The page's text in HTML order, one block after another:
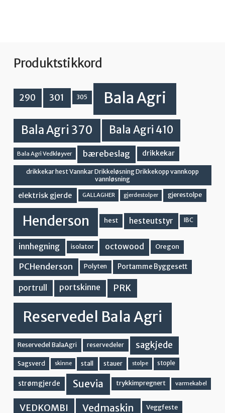
Produktstikkord
290 301 305 Bala Agri
Bala Agri 370 Bala Agri 410
Bala Agri Vedkløyver bærebeslag drikkekar
drikkekar hest Vannkar Drikkeløsning Drikkekopp vannkopp
vannløsning
elektrisk gjerde GALLAGHER gjerdestolper gjerestolpe
Henderson hest hesteutstyr IBC
innhegning isolator octowood Oregon
PCHenderson Polyten Portamme Byggesett
portrull portskinne PRK
Reservedel Bala Agri
Reservedel BalaAgri reservedeler sagkjede
Sagsverd skinne stall stauer stolpe stople
strømgjerde Suevia trykkimpregnert varmekabel
VEDKOMBI Vedmaskin Veggfeste